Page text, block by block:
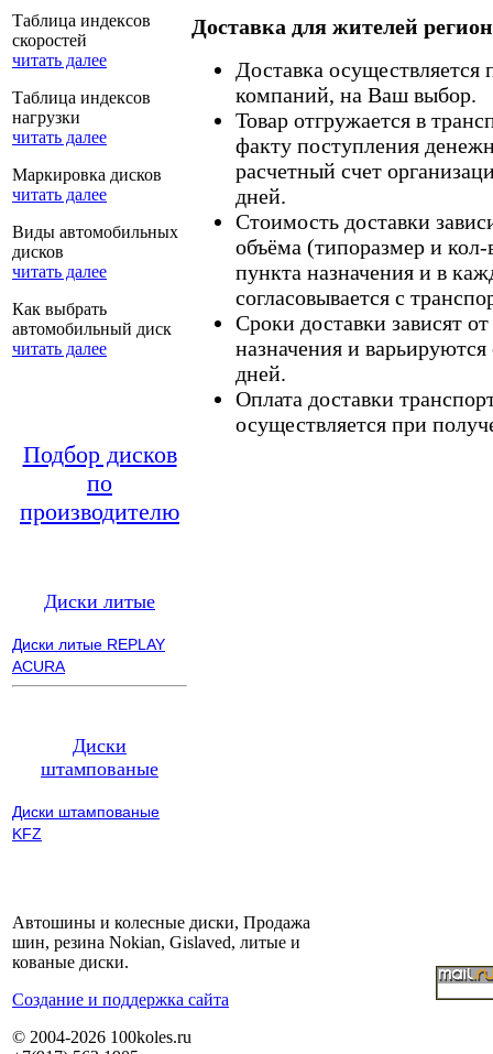
Таблица индексов
скоростей
читать далее
Таблица индексов
нагрузки
читать далее
Маркировка дисков
читать далее
Виды автомобильных
дисков
читать далее
Как выбрать
автомобильный диск
читать далее
Подбор дисков
по
производителю
Диски литые
Диски литые REPLAY
ACURA
Диски
штампованые
Диски штампованые
KFZ
Доставка для жителей
Доставка
компаний, на Ваш выбор.
Товар отгружается в
факту поступления
расчетный счет
дней.
Стоимость доставки
объёма (типоразмер и кол-
пункта назначения и в
согласовывается с
Сроки доставки зависят
назначения и
дней.
Оплата доставки
осуществляется при
Автошины и колесные диски, Продажа
шин, резина Nokian, Gislaved, литые и
кованые диски.
Cоздание и поддержка сайта
© 2004-2026 100koles.ru